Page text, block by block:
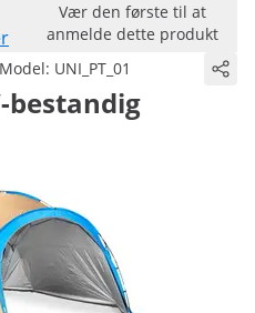
Vær den første til at
anmelde dette produkt
Model: UNI_PT_01
bestandig